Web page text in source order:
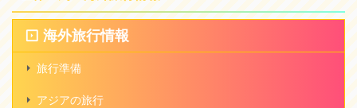
海外旅行情報
旅行準備
アジアの旅行